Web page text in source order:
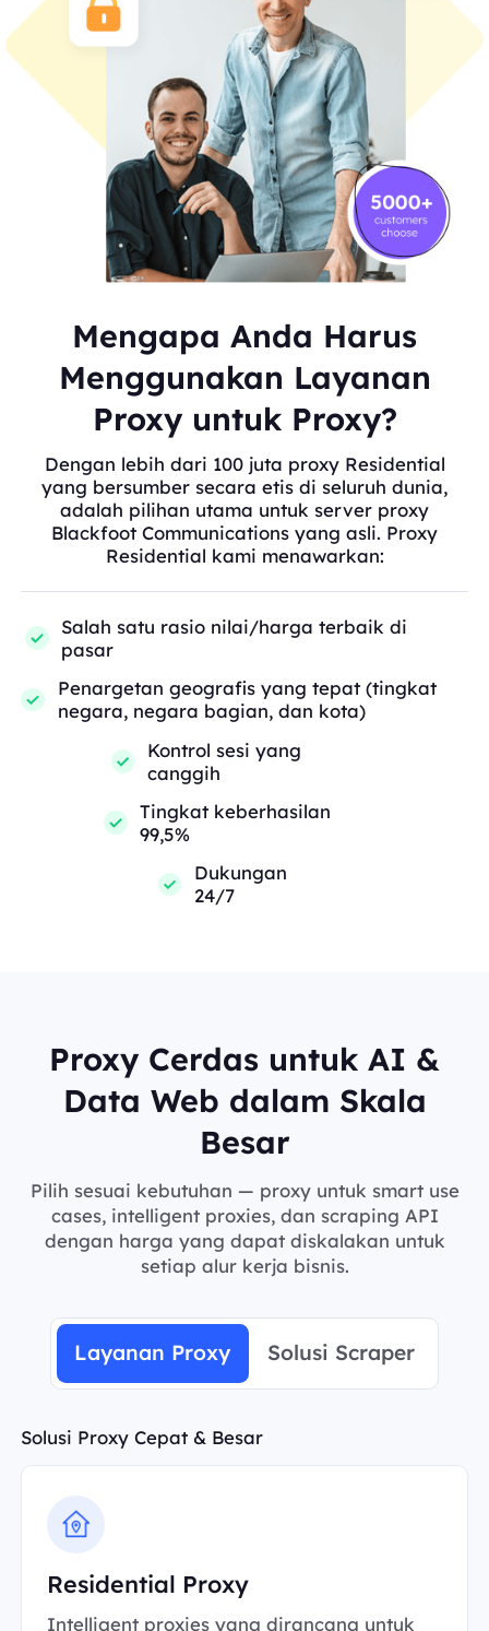
Mengapa Anda Harus
Menggunakan Layanan
Proxy untuk Proxy?
Dengan lebih dari 100 juta proxy Residential
yang bersumber secara etis di seluruh dunia,
adalah pilihan utama untuk server proxy
Blackfoot Communications yang asli. Proxy
Residential kami menawarkan:
Salah satu rasio nilai/harga terbaik di
pasar
Penargetan geografis yang tepat (tingkat
negara, negara bagian, dan kota)
Kontrol sesi yang
canggih
Tingkat keberhasilan
99,5%
Dukungan
24/7
Proxy Cerdas untuk AI &
Data Web dalam Skala
Besar
Pilih sesuai kebutuhan — proxy untuk smart use
cases, intelligent proxies, dan scraping API
dengan harga yang dapat diskalakan untuk
setiap alur kerja bisnis.
Layanan Proxy Solusi Scraper
Solusi Proxy Cepat & Besar
Residential Proxy
Intelligent proxies yang dirancang untuk